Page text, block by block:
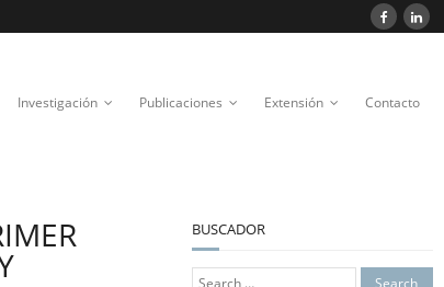
Investigación Publicaciones Extensión Contacto
BUSCADOR